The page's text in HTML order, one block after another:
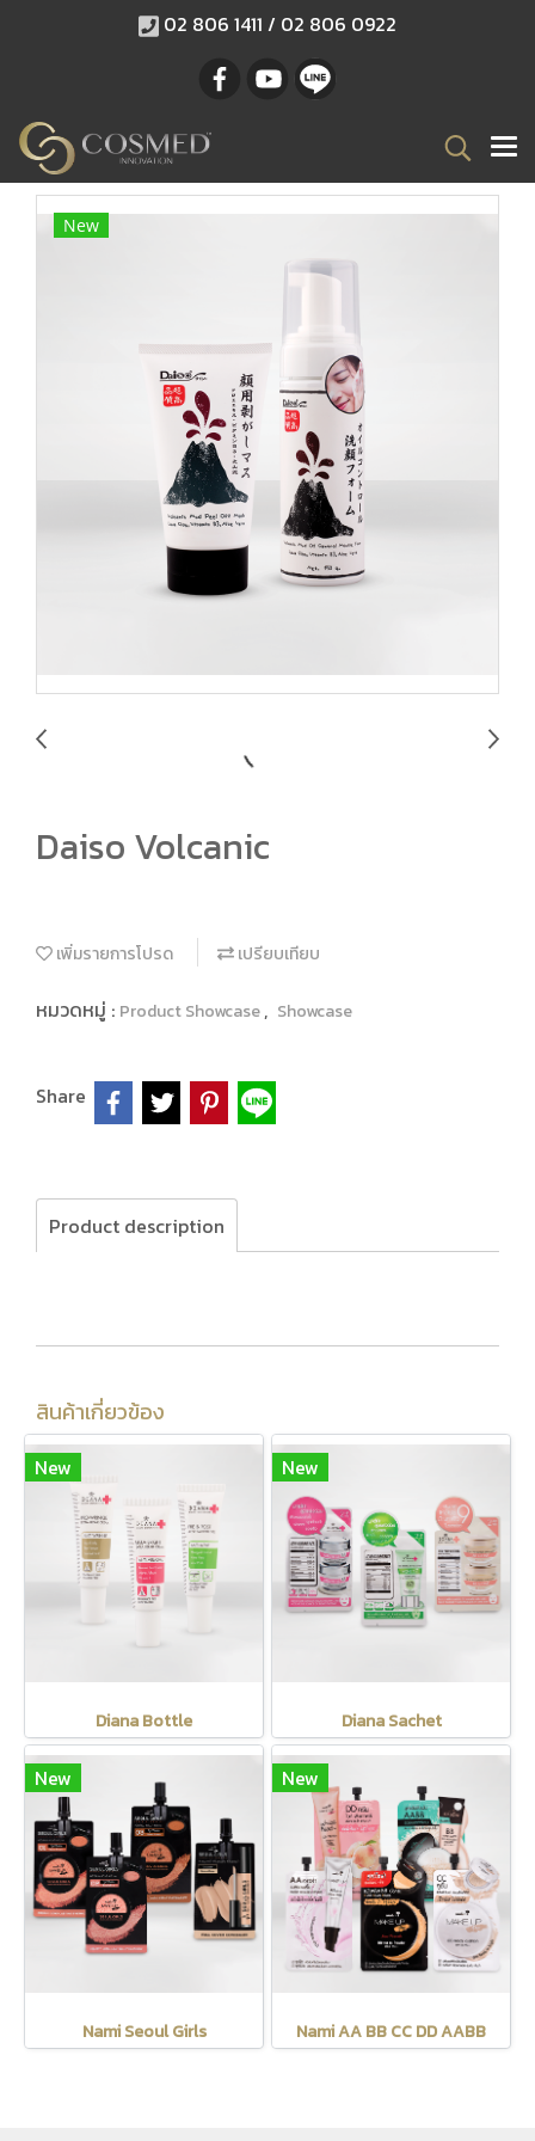
02 806 1411 / 02 806 0922
New
Daiso Volcanic
เพิ่มรายการโปรด เปรียบเทียบ
หมวดหมู่ : Product Showcase, Showcase
Share
Product description
สินค้าเกี่ยวข้อง
New
Diana Bottle
New
Diana Sachet
New
Nami Seoul Girls
New
Nami AA BB CC DD AABB